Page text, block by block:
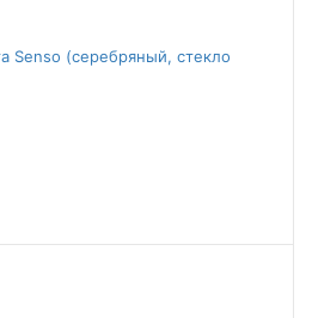
Senso (серебряный, стекло